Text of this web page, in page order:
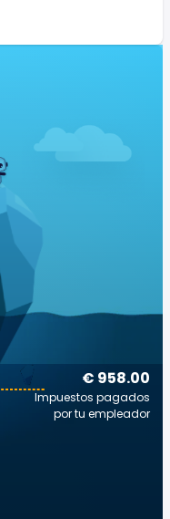
€ 958.00
Impuestos pagados
por tu empleador